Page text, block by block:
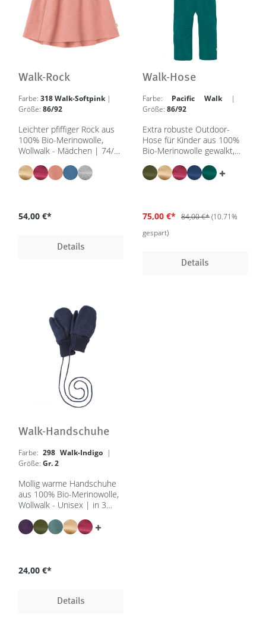
Walk-Rock
Farbe: 318 Walk-Softpink |
Größe: 86/92
Leichter pfiffiger Rock aus
100% Bio-Merinowolle,
Wollwalk - Mädchen | 74/80
GOTS, IVN Best
54,00 €*
Details
Walk-Hose
Farbe: Pacific Walk
|
Größe: 86/92
Extra robuste Outdoor-
Hose für Kinder aus 100%
Bio-Merinowolle gewalkt,
75,00 €* 84,00 €*(10.71%
gespart)
Details
Walk-Handschuhe
Farbe: 298 Walk-Indigo |
Größe: Gr. 2
Mollig warme Handschuhe
aus 100% Bio-Merinowolle,
Wollwalk - Unisex | in 3
IVN Best
24,00 €*
Details